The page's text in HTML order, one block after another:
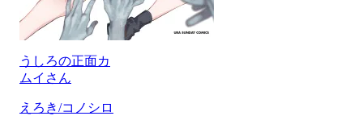
うしろの正面カ
ムイさん
えろき/コノシロ